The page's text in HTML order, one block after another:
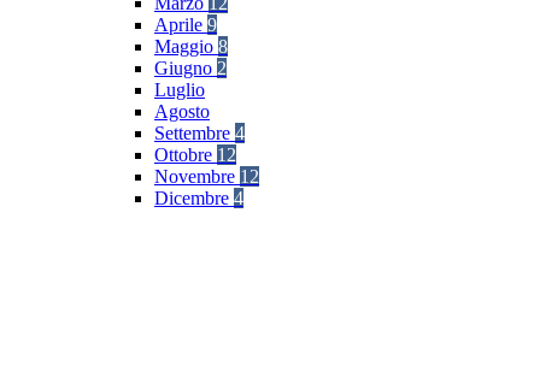
Aprile 9
Maggio 8
Giugno 2
Luglio
Agosto
Settembre 4
Ottobre 12
Novembre 12
Dicembre 4